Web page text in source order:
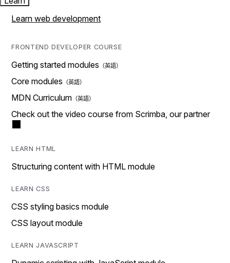
Learn web development
FRONTEND DEVELOPER COURSE
Getting started modules
Core modules
MDN Curriculum
Check out the video course from Scrimba, our partner
LEARN HTML
Structuring content with HTML module
LEARN CSS
CSS styling basics module
CSS layout module
LEARN JAVASCRIPT